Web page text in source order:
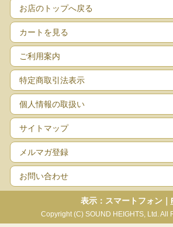
お店のトップへ戻る
カートを見る
ご利用案内
特定商取引法表示
個人情報の取扱い
サイトマップ
メルマガ登録
お問い合わせ
表示：スマートフォン｜
Copyright (C) SOUND HEIGHTS, Ltd. All